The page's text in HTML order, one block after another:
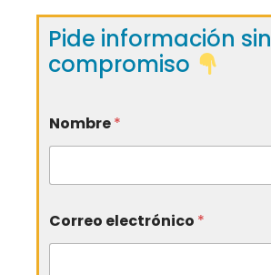
Pide información sin
compromiso
Nombre*
Correo electrónico *